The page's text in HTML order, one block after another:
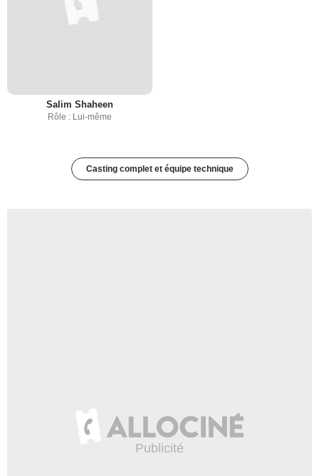
Salim Shaheen
Rôle : Lui-même
Casting complet et équipe technique